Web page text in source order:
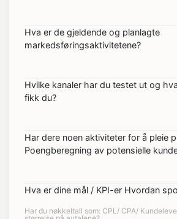
Hva er de gjeldende og planlagte
markedsføringsaktivitetene?
Hvilke kanaler har du testet ut og
fikk du?
Har dere noen aktiviteter for å pleie
Poengberegning av potensielle
Hva er dine mål / KPI-er Hvordan